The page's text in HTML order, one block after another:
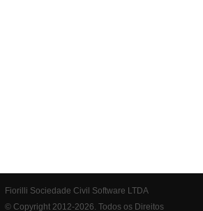
Fiorilli Sociedade Civil Software LTDA
© Copyright 2012-2026. Todos os Direitos